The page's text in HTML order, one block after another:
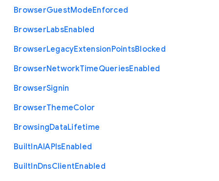
BrowserGuestModeEnforced
BrowserLabsEnabled
BrowserLegacyExtensionPointsBlocked
BrowserNetworkTimeQueriesEnabled
BrowserSignin
BrowserThemeColor
BrowsingDataLifetime
BuiltInAIAPIsEnabled
BuiltInDnsClientEnabled